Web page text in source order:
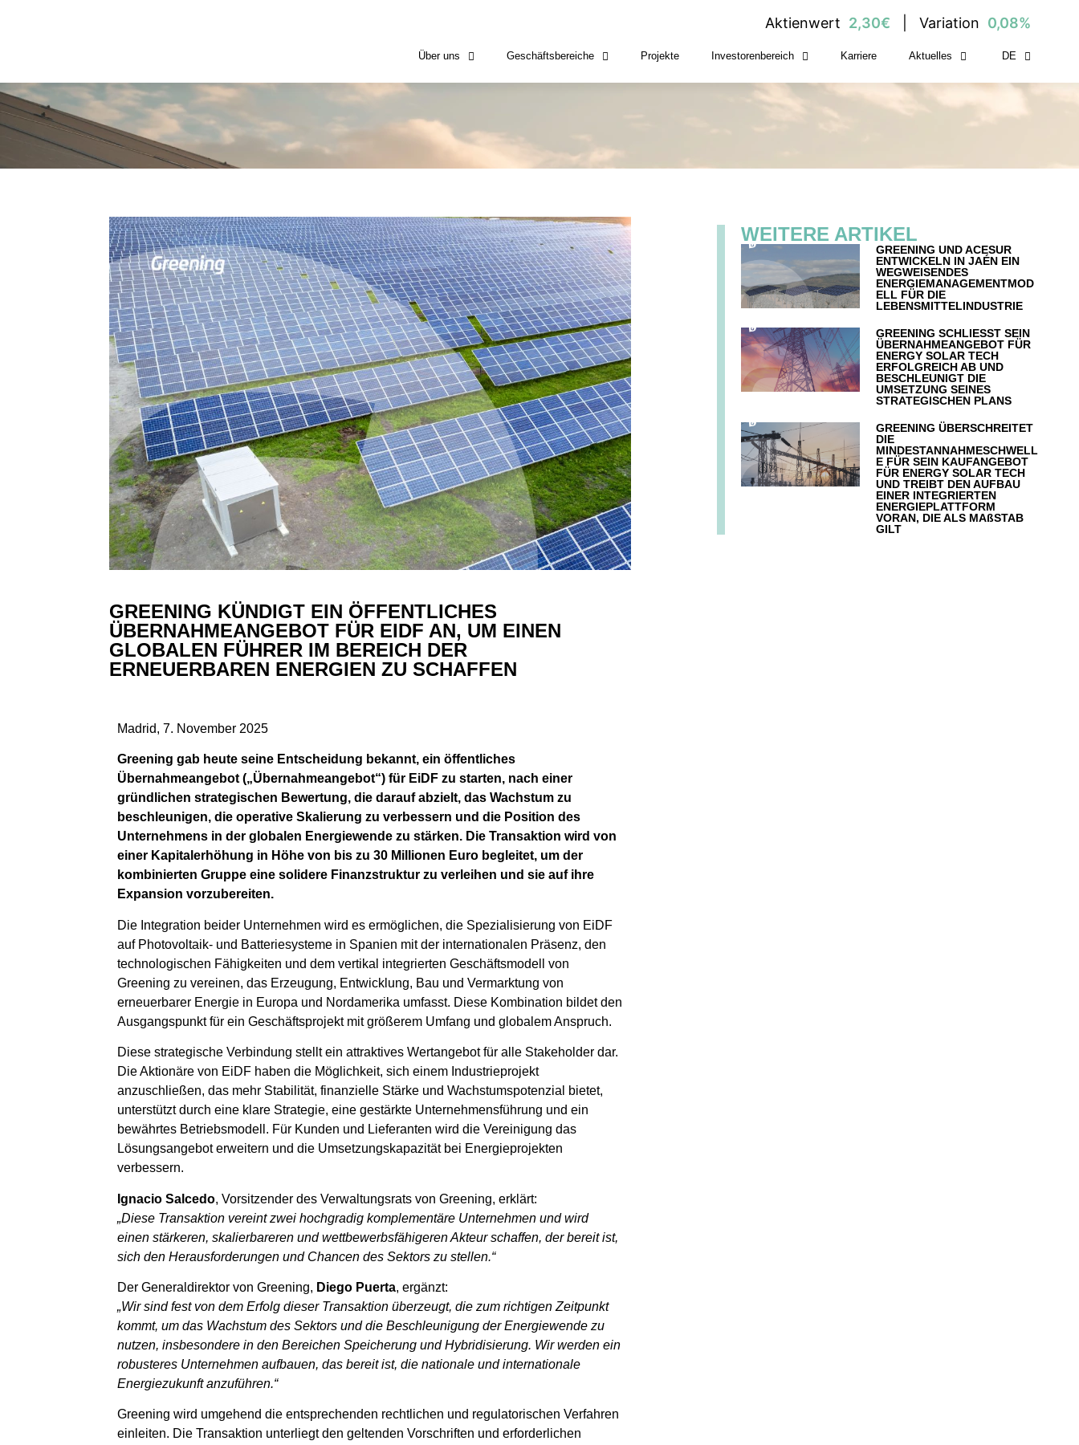
Aktienwert 2,30€ Variation 0,08%
Über uns Geschäftsbereiche Projekte Investorenbereich Karriere Aktuelles DE
GREENING KÜNDIGT EIN ÖFFENTLICHES
ÜBERNAHMEANGEBOT FÜR EIDF AN, UM EINEN
GLOBALEN FÜHRER IM BEREICH DER
ERNEUERBAREN ENERGIEN ZU SCHAFFEN
Madrid, 7. November 2025
Greening gab heute seine Entscheidung bekannt, ein öffentliches
Übernahmeangebot („Übernahmeangebot“) für EiDF zu starten, nach einer
gründlichen strategischen Bewertung, die darauf abzielt, das Wachstum zu
beschleunigen, die operative Skalierung zu verbessern und die Position des
Unternehmens in der globalen Energiewende zu stärken. Die Transaktion wird von
einer Kapitalerhöhung in Höhe von bis zu 30 Millionen Euro begleitet, um der
kombinierten Gruppe eine solidere Finanzstruktur zu verleihen und sie auf ihre
Expansion vorzubereiten.
Die Integration beider Unternehmen wird es ermöglichen, die Spezialisierung von EiDF
auf Photovoltaik- und Batteriesysteme in Spanien mit der internationalen Präsenz, den
technologischen Fähigkeiten und dem vertikal integrierten Geschäftsmodell von
Greening zu vereinen, das Erzeugung, Entwicklung, Bau und Vermarktung von
erneuerbarer Energie in Europa und Nordamerika umfasst. Diese Kombination bildet den
Ausgangspunkt für ein Geschäftsprojekt mit größerem Umfang und globalem Anspruch.
Diese strategische Verbindung stellt ein attraktives Wertangebot für alle Stakeholder dar.
Die Aktionäre von EiDF haben die Möglichkeit, sich einem Industrieprojekt
anzuschließen, das mehr Stabilität, finanzielle Stärke und Wachstumspotenzial bietet,
unterstützt durch eine klare Strategie, eine gestärkte Unternehmensführung und ein
bewährtes Betriebsmodell. Für Kunden und Lieferanten wird die Vereinigung das
Lösungsangebot erweitern und die Umsetzungskapazität bei Energieprojekten
verbessern.
Ignacio Salcedo, Vorsitzender des Verwaltungsrats von Greening, erklärt:
„Diese Transaktion vereint zwei hochgradig komplementäre Unternehmen und wird
einen stärkeren, skalierbareren und wettbewerbsfähigeren Akteur schaffen, der bereit ist,
sich den Herausforderungen und Chancen des Sektors zu stellen.“
Der Generaldirektor von Greening, Diego Puerta, ergänzt:
„Wir sind fest von dem Erfolg dieser Transaktion überzeugt, die zum richtigen Zeitpunkt
kommt, um das Wachstum des Sektors und die Beschleunigung der Energiewende zu
nutzen, insbesondere in den Bereichen Speicherung und Hybridisierung. Wir werden ein
robusteres Unternehmen aufbauen, das bereit ist, die nationale und internationale
Energiezukunft anzuführen.“
Greening wird umgehend die entsprechenden rechtlichen und regulatorischen Verfahren
einleiten. Die Transaktion unterliegt den geltenden Vorschriften und erforderlichen
WEITERE ARTIKEL
GREENING UND ACESUR
ENTWICKELN IN JAÉN EIN
WEGWEISENDES
ENERGIEMANAGEMENTMOD
ELL FÜR DIE
LEBENSMITTELINDUSTRIE
GREENING SCHLIESST SEIN
ÜBERNAHMEANGEBOT FÜR
ENERGY SOLAR TECH
ERFOLGREICH AB UND
BESCHLEUNIGT DIE
UMSETZUNG SEINES
STRATEGISCHEN PLANS
GREENING ÜBERSCHREITET
DIE
MINDESTANNAHMESCHWELL
E FÜR SEIN KAUFANGEBOT
FÜR ENERGY SOLAR TECH
UND TREIBT DEN AUFBAU
EINER INTEGRIERTEN
ENERGIEPLATTFORM
VORAN, DIE ALS MAßSTAB
GILT